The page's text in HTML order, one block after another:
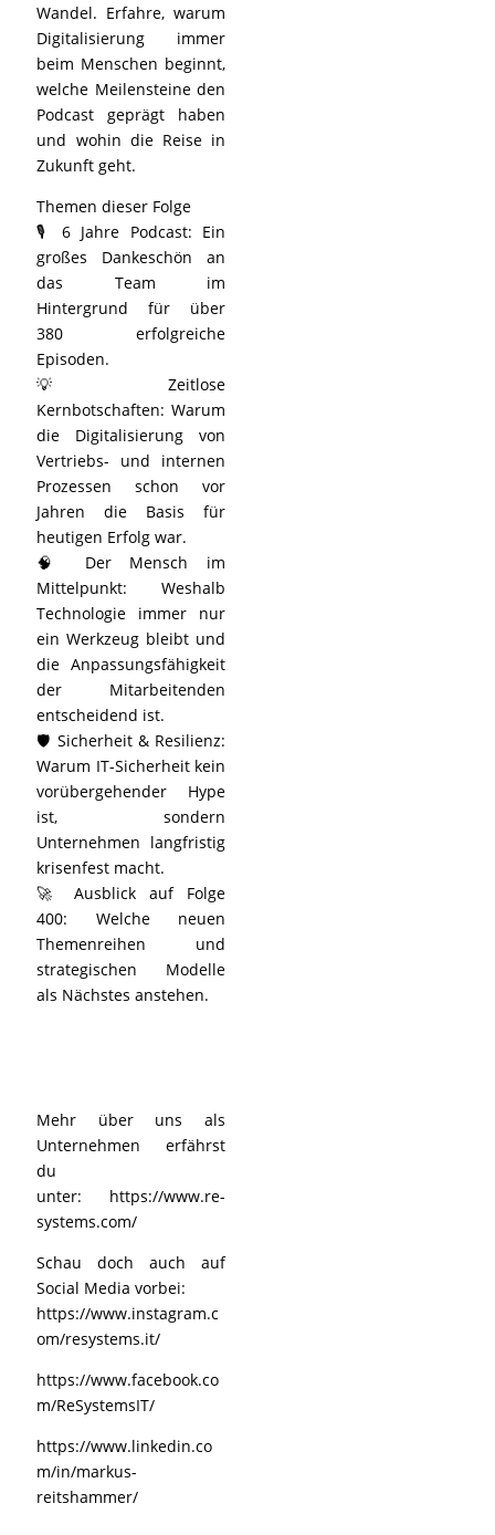
Wandel. Erfahre, warum
Digitalisierung immer
beim Menschen beginnt,
welche Meilensteine den
Podcast geprägt haben
und wohin die Reise in
Zukunft geht.
Themen dieser Folge
🎙️ 6 Jahre Podcast: Ein
großes Dankeschön an
das Team im
Hintergrund für über
380 erfolgreiche
Episoden.
💡 Zeitlose
Kernbotschaften: Warum
die Digitalisierung von
Vertriebs- und internen
Prozessen schon vor
Jahren die Basis für
heutigen Erfolg war.
🧠 Der Mensch im
Mittelpunkt: Weshalb
Technologie immer nur
ein Werkzeug bleibt und
die Anpassungsfähigkeit
der Mitarbeitenden
entscheidend ist.
🛡️ Sicherheit & Resilienz:
Warum IT-Sicherheit kein
vorübergehender Hype
ist, sondern
Unternehmen langfristig
krisenfest macht.
🚀 Ausblick auf Folge
400: Welche neuen
Themenreihen und
strategischen Modelle
als Nächstes anstehen.
Mehr über uns als
Unternehmen erfährst
du
unter: https://www.re-
systems.com/
Schau doch auch auf
Social Media vorbei:
https://www.instagram.c
om/resystems.it/
https://www.facebook.co
m/ReSystemsIT/
https://www.linkedin.co
m/in/markus-
reitshammer/